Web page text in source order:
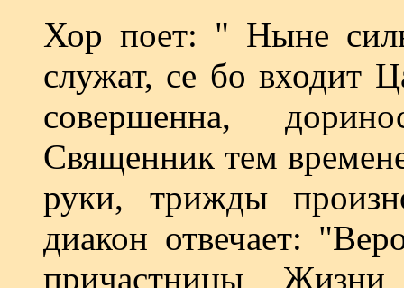
Хор поет: " Ныне
служат, се бо входит
совершенна,
Священник тем
руки, трижды
диакон отвечает:
причастницы